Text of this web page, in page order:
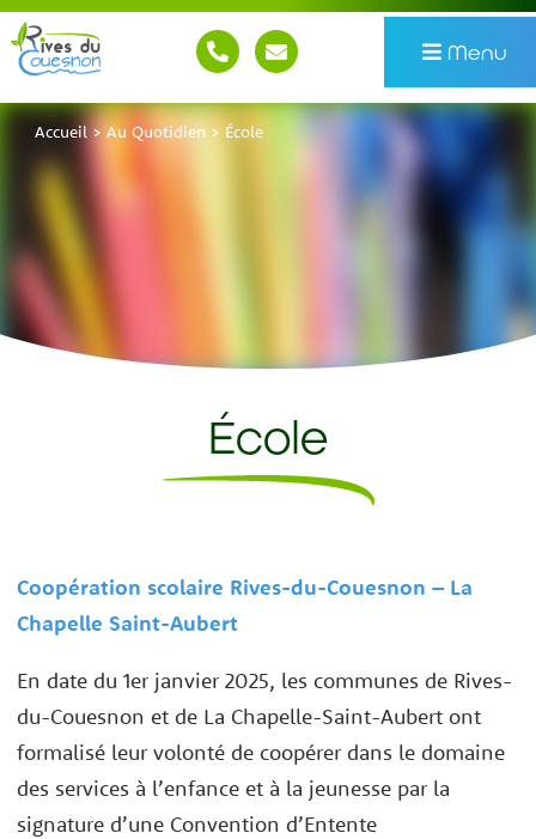
Menu
Accueil > Au Quotidien > École
École
Coopération scolaire Rives-du-Couesnon – La
Chapelle Saint-Aubert
En date du 1er janvier 2025, les communes de Rives-
du-Couesnon et de La Chapelle-Saint-Aubert ont
formalisé leur volonté de coopérer dans le domaine
des services à l’enfance et à la jeunesse par la
signature d’une Convention d’Entente